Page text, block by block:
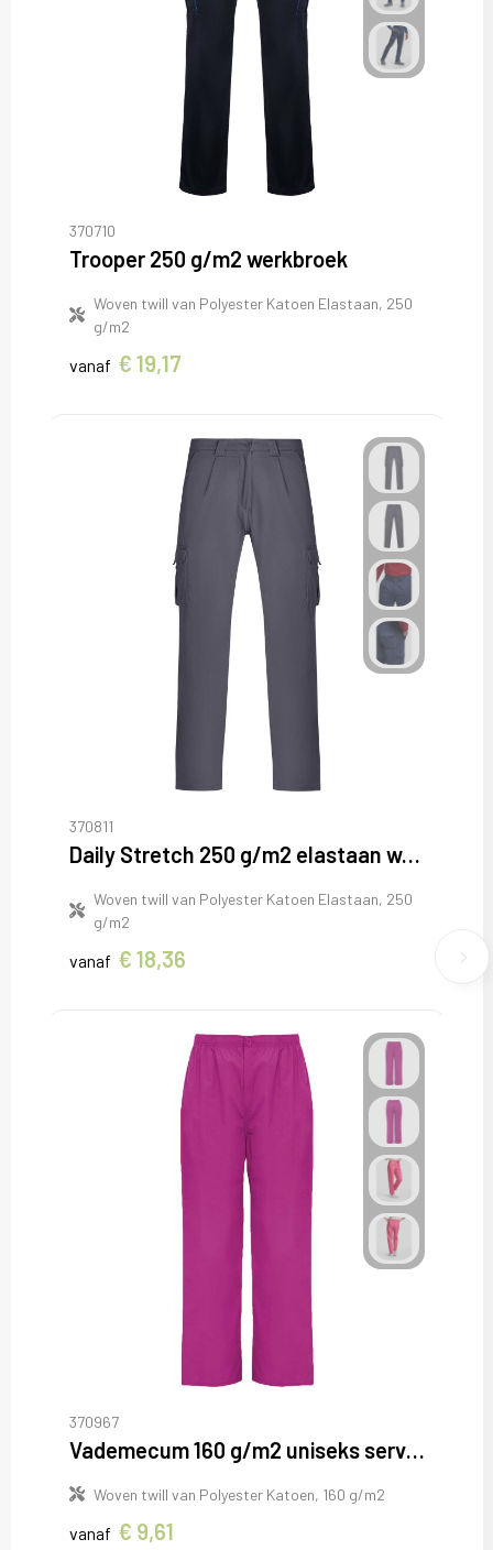
370710
Trooper 250 g/m2 werkbroek
Woven twill van Polyester Katoen Elastaan, 250
g/m2
vanaf € 19,17
370811
Daily Stretch 250 g/m2 elastaan werkbroek
Woven twill van Polyester Katoen Elastaan, 250
g/m2
vanaf € 18,36
370967
Vademecum 160 g/m2 uniseks servicebroek
Woven twill van Polyester Katoen, 160 g/m2
vanaf € 9,61